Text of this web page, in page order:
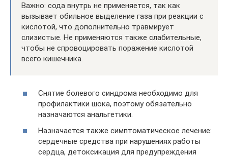
Важно: сода внутрь не применяется, так как
вызывает обильное выделение газа при реакции с
кислотой, что дополнительно травмирует
слизистые. Не применяются также слабительные,
чтобы не спровоцировать поражение кислотой
всего кишечника.
Снятие болевого синдрома необходимо для
профилактики шока, поэтому обязательно
назначаются анальгетики.
Назначается также симптоматическое лечение:
сердечные средства при нарушениях работы
сердца, детоксикация для предупреждения